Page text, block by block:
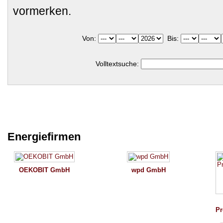
vormerken.
Von: Bis:
Volltextsuche:
Energiefirmen
OEKOBIT GmbH wpd GmbH